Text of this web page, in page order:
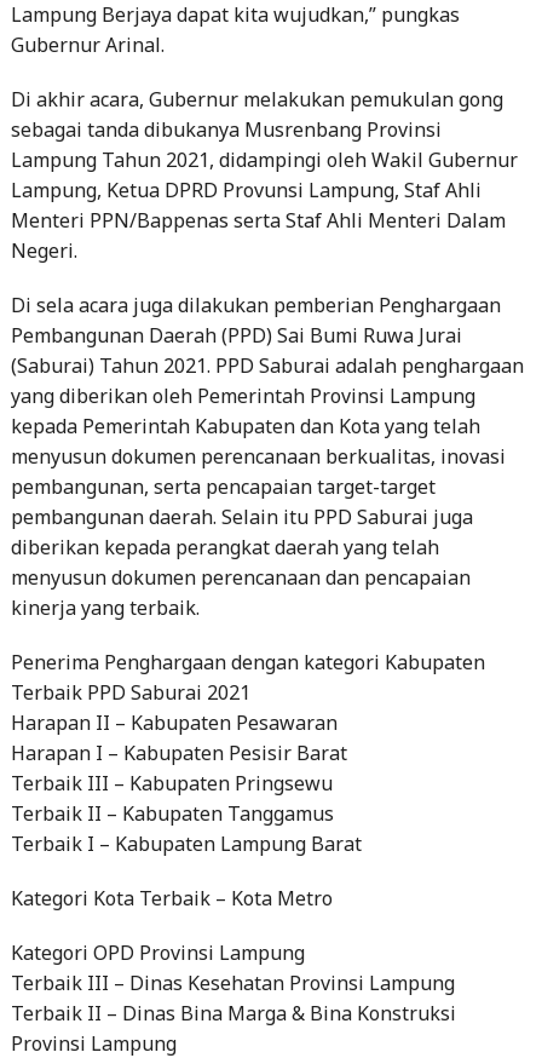
Lampung Berjaya dapat kita wujudkan,” pungkas
Gubernur Arinal.
Di akhir acara, Gubernur melakukan pemukulan gong
sebagai tanda dibukanya Musrenbang Provinsi
Lampung Tahun 2021, didampingi oleh Wakil Gubernur
Lampung, Ketua DPRD Provunsi Lampung, Staf Ahli
Menteri PPN/Bappenas serta Staf Ahli Menteri Dalam
Negeri.
Di sela acara juga dilakukan pemberian Penghargaan
Pembangunan Daerah (PPD) Sai Bumi Ruwa Jurai
(Saburai) Tahun 2021. PPD Saburai adalah penghargaan
yang diberikan oleh Pemerintah Provinsi Lampung
kepada Pemerintah Kabupaten dan Kota yang telah
menyusun dokumen perencanaan berkualitas, inovasi
pembangunan, serta pencapaian target-target
pembangunan daerah. Selain itu PPD Saburai juga
diberikan kepada perangkat daerah yang telah
menyusun dokumen perencanaan dan pencapaian
kinerja yang terbaik.
Penerima Penghargaan dengan kategori Kabupaten
Terbaik PPD Saburai 2021
Harapan II – Kabupaten Pesawaran
Harapan I – Kabupaten Pesisir Barat
Terbaik III – Kabupaten Pringsewu
Terbaik II – Kabupaten Tanggamus
Terbaik I – Kabupaten Lampung Barat
Kategori Kota Terbaik – Kota Metro
Kategori OPD Provinsi Lampung
Terbaik III – Dinas Kesehatan Provinsi Lampung
Terbaik II – Dinas Bina Marga & Bina Konstruksi
Provinsi Lampung